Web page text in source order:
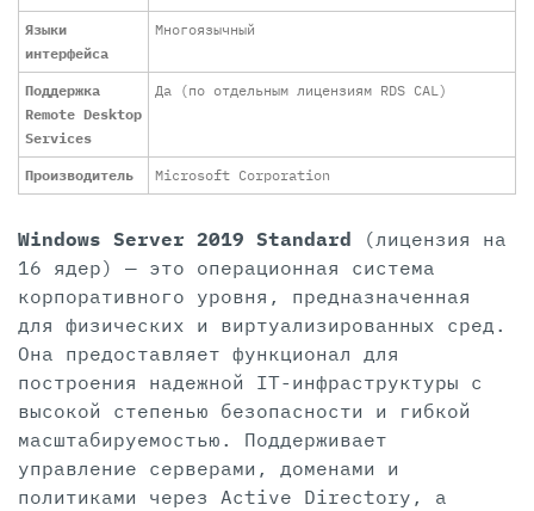
Языки
интерфейса
Многоязычный
Поддержка
Remote Desktop
Services
Да (по отдельным лицензиям RDS CAL)
Производитель Microsoft Corporation
Windows Server 2019 Standard (лицензия на
16 ядер) — это операционная система
корпоративного уровня, предназначенная
для физических и виртуализированных сред.
Она предоставляет функционал для
построения надежной IT-инфраструктуры с
высокой степенью безопасности и гибкой
масштабируемостью. Поддерживает
управление серверами, доменами и
политиками через Active Directory, а